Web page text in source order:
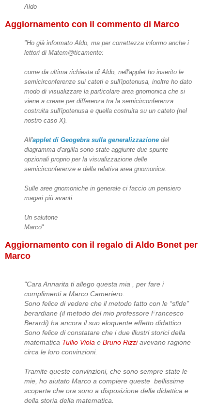
Aldo
Aggiornamento con il commento di Marco
"Ho già informato Aldo, ma per correttezza informo anche i
lettori di Matem@ticamente:
come da ultima richiesta di Aldo, nell'applet ho inserito le
semicirconferenze sui cateti e sull'ipotenusa, inoltre ho dato
modo di visualizzare la particolare area gnomonica che si
viene a creare per differenza tra la semicirconferenza
costruita sull'ipotenusa e quella costruita su un cateto (nel
nostro caso X).
All'applet di Geogebra sulla generalizzazione del
diagramma d'argilla sono state aggiunte due spunte
opzionali proprio per la visualizzazione delle
semicirconferenze e della relativa area gnomonica.
Sulle aree gnomoniche in generale ci faccio un pensiero
magari più avanti.
Un salutone
Marco"
Aggiornamento con il regalo di Aldo Bonet per
Marco
"Cara Annarita ti allego questa mia , per fare i
complimenti a Marco Cameriero.
Sono felice di vedere che il metodo fatto con le “sfide”
berardiane (il metodo del mio professore Francesco
Berardi) ha ancora il suo eloquente effetto didattico.
Sono felice di constatare che i due illustri storici della
matematica Tullio Viola e Bruno Rizziavevano ragione
circa le loro convinzioni.
Tramite queste convinzioni, che sono sempre state le
mie, ho aiutato Marco a compiere queste bellissime
scoperte che ora sono a disposizione della didattica e
della storia della matematica.